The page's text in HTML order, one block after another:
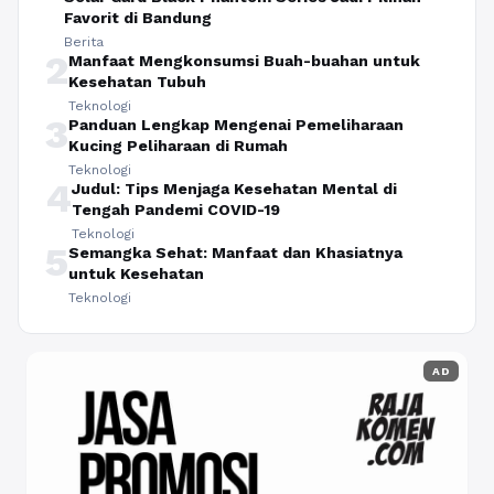
Favorit di Bandung
Berita
2Manfaat Mengkonsumsi Buah-buahan untuk
Kesehatan Tubuh
Teknologi
3Panduan Lengkap Mengenai Pemeliharaan
Kucing Peliharaan di Rumah
Teknologi
4Judul: Tips Menjaga Kesehatan Mental di
Tengah Pandemi COVID-19
Teknologi
5Semangka Sehat: Manfaat dan Khasiatnya
untuk Kesehatan
Teknologi
AD